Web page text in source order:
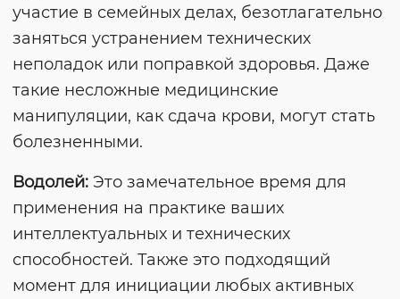
участие в семейных делах, безотлагательно
заняться устранением технических
неполадок или поправкой здоровья. Даже
такие несложные медицинские
манипуляции, как сдача крови, могут стать
болезненными.
Водолей: Это замечательное время для
применения на практике ваших
интеллектуальных и технических
способностей. Также это подходящий
момент для инициации любых активных